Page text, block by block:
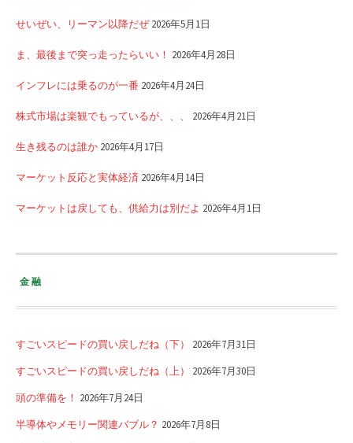
せいぜい、リーマン以降だぜ2026年5月1日
ま、最後まで突っ走ったらいい！ 2026年4月28日
インフレには乗るのが一番 2026年4月24日
株式市場は楽観でもっているが、、、 2026年4月21日
生き残るのは誰か 2026年4月17日
マーケット反応と実体経済 2026年4月14日
マーケットは戻しても、供給力は別だよ 2026年4月1日
金融
すごいスピードの買い戻しだね（下） 2026年7月31日
すごいスピードの買い戻しだね（上） 2026年7月30日
頭の準備を！ 2026年7月24日
半導体やメモリー関連バブル？ 2026年7月8日